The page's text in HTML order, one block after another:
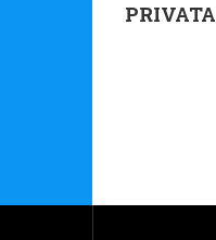
PRIVATA